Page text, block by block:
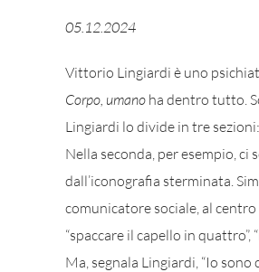
05.12.2024
Vittorio Lingiardi è uno
Corpo, umanoha dentro tutto.
Lingiardi lo divide in tre sezioni:
Nella seconda, per esempio,
dall’iconografia sterminata.
comunicatore sociale, al
“spaccare il capello in quattro”,
Ma, segnala Lingiardi, “Io